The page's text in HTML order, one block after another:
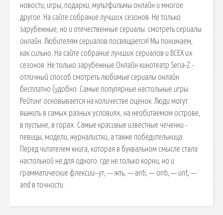
новости, игры, подарки, мультфильмы онлайн и многое
другое. На сайте собрание лучших сезонов. Не только
зарубежные, но и отечественные сериалы. cмотреть сериалы
онлайн. Любителям сериалов посвящается! Мы понимаем,
как сильно. На сайте собрание лучших сериалов и ВСЕХ их
сезонов. Не только зарубежные Онлайн кинотеатр Seria-Z -
отличный способ смотреть любимые сериалы онлайн
бесплатно (удобно. Самые популярные настольные игры.
Рейтинг основывается на количестве оценок. Люди могут
выжить в самых разных условиях, на необитаемом острове,
в пустыне, в горах. Самые красивые известные чеченки -
певицы, модели, журналистки, а также победительница.
Перед читателем книга, которая в буквальном смысле стала
настольной не для одного. где не только корни, но и
грамматические флексии–ут, — жть, — anti, — onti, — unt, —
and в точности.